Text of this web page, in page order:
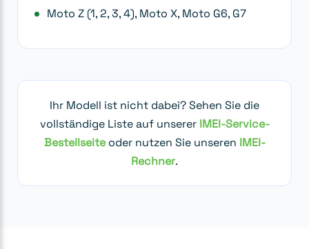
Moto Z (1, 2, 3, 4), Moto X, Moto G6, G7
Ihr Modell ist nicht dabei? Sehen Sie die
vollständige Liste auf unserer IMEI-Service-
Bestellseiteoder nutzen Sie unseren IMEI-
Rechner.